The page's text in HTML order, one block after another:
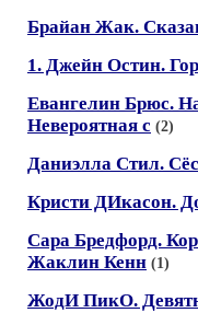
Брайан Жак.
1. Джейн Остин.
Евангелин Брюс.
Невероятная с (2)
Даниэлла Стил.
Кристи ДИкасон.
Сара Бредфорд.
Жаклин Кенн (1)
ЖодИ ПикО.